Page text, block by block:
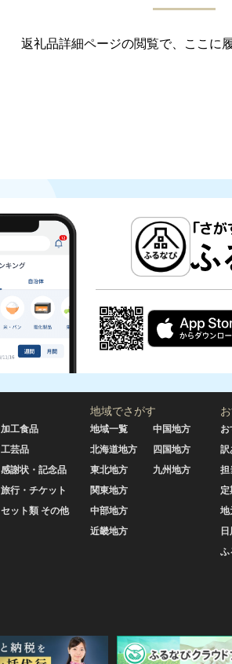
返礼品詳細ページの閲覧で、ここに
加工食品
工芸品
感謝状・記念品
旅行・チケット
セット類 その他
地域でさがす
地域一覧
北海道地方
東北地方
関東地方
中部地方
近畿地方
中国地方
四国地方
九州地方
訳
担
定
地
ふ